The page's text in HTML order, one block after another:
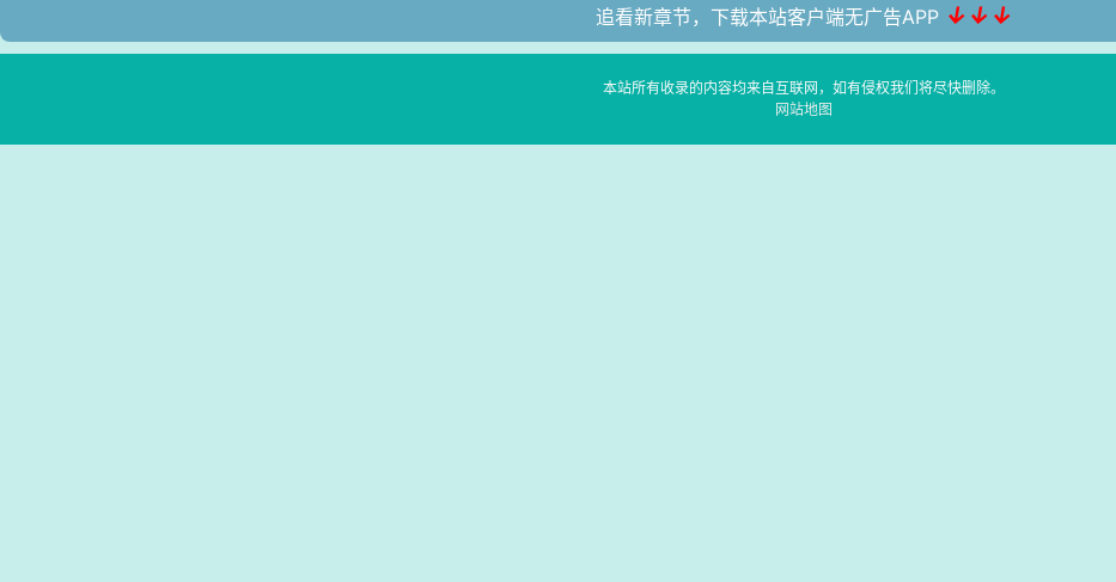
追看新章节，下载本站客户端无广告APP ↓↓↓
本站所有收录的内容均来自互联网，如有侵权我们将尽快删除。
网站地图